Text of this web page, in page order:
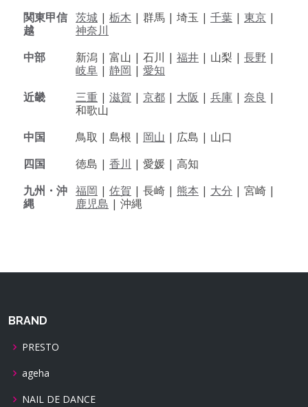
関東甲信
越
茨城 | 栃木 | 群馬 | 埼玉 | 千葉 | 東京 |
神奈川
中部
新潟 | 富山 | 石川 | 福井 | 山梨 | 長野 |
岐阜 | 静岡 | 愛知
近畿
三重 | 滋賀 | 京都 | 大阪 | 兵庫 | 奈良 |
和歌山
中国
鳥取 | 島根 | 岡山 | 広島 | 山口
四国
徳島 | 香川 | 愛媛 | 高知
九州・沖
縄
福岡 | 佐賀 | 長崎 | 熊本 | 大分 | 宮崎 |
鹿児島 | 沖縄
BRAND
PRESTO
ageha
NAIL DE DANCE